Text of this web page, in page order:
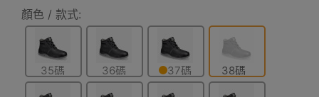
顏色 / 款式:
35碼 36碼 37碼 38碼